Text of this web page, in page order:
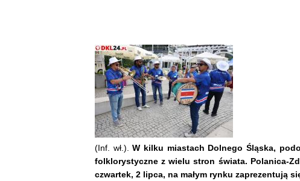
(Inf. wł.).W kilku miastach Dolnego Śląska,
folklorystyczne z wielu stron świata. Polanica-
czwartek, 2 lipca, na małym rynku zaprezentują